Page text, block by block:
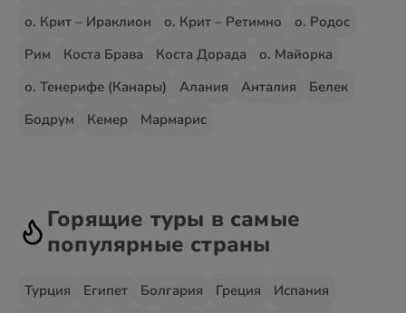
о. Крит – Ираклион
о. Крит – Ретимно
о. Родос
Рим
Коста Брава Коста Дорада
о. Майорка
о. Тенерифе (Канары)
Алания Анталия
Белек
Бодрум
Кемер Мармарис
Горящие туры в самые
популярные страны
Турция Египет Болгария Греция
Испания